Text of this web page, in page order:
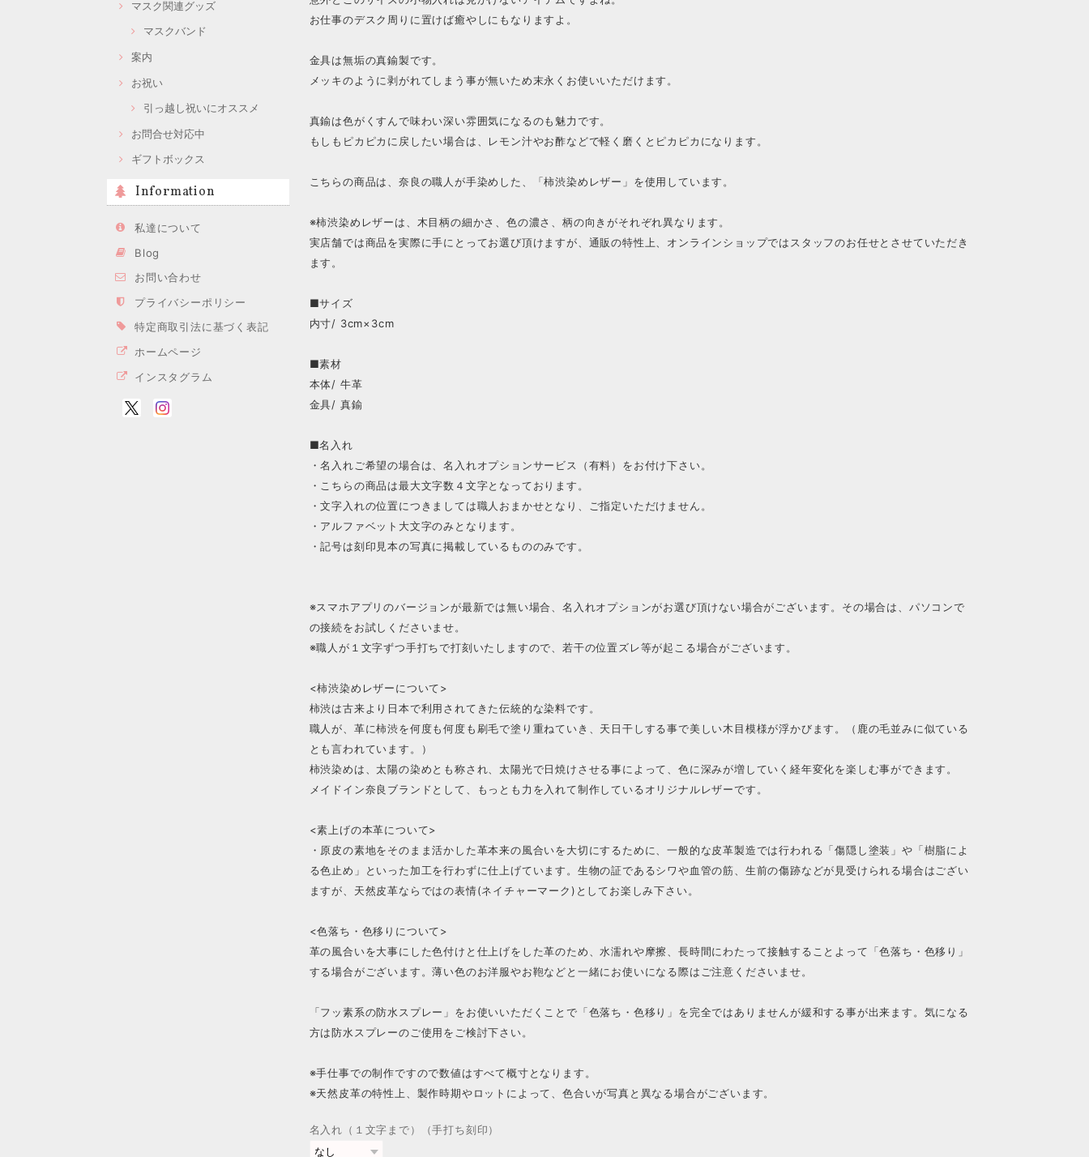
マスク関連グッズ
マスクバンド
案内
お祝い
引っ越し祝いにオススメ
お問合せ対応中
ギフトボックス
Information
私達について
Blog
お問い合わせ
プライバシーポリシー
特定商取引法に基づく表記
ホームページ
インスタグラム
お仕事のデスク周りに置けば癒やしにもなりますよ。
金具は無垢の真鍮製です。
メッキのように剥がれてしまう事が無いため末永くお使いいただけます。
真鍮は色がくすんで味わい深い雰囲気になるのも魅力です。
もしもピカピカに戻したい場合は、レモン汁やお酢などで軽く磨くとピカピカになります。
こちらの商品は、奈良の職人が手染めした、「柿渋染めレザー」を使用しています。
※柿渋染めレザーは、木目柄の細かさ、色の濃さ、柄の向きがそれぞれ異なります。
実店舗では商品を実際に手にとってお選び頂けますが、通販の特性上、オンラインショップではスタッフのお任せとさせていただき
ます。
■サイズ
内寸/ 3cm×3cm
■素材
本体/ 牛革
金具/ 真鍮
■名入れ
・名入れご希望の場合は、名入れオプションサービス（有料）をお付け下さい。
・こちらの商品は最大文字数４文字となっております。
・文字入れの位置につきましては職人おまかせとなり、ご指定いただけません。
・アルファベット大文字のみとなります。
・記号は刻印見本の写真に掲載しているもののみです。
※スマホアプリのバージョンが最新では無い場合、名入れオプションがお選び頂けない場合がございます。その場合は、パソコンで
の接続をお試しくださいませ。
※職人が１文字ずつ手打ちで打刻いたしますので、若干の位置ズレ等が起こる場合がございます。
<柿渋染めレザーについて>
柿渋は古来より日本で利用されてきた伝統的な染料です。
職人が、革に柿渋を何度も何度も刷毛で塗り重ねていき、天日干しする事で美しい木目模様が浮かびます。（鹿の毛並みに似ている
とも言われています。）
柿渋染めは、太陽の染めとも称され、太陽光で日焼けさせる事によって、色に深みが増していく経年変化を楽しむ事ができます。
メイドイン奈良ブランドとして、もっとも力を入れて制作しているオリジナルレザーです。
<素上げの本革について>
・原皮の素地をそのまま活かした革本来の風合いを大切にするために、一般的な皮革製造では行われる「傷隠し塗装」や「樹脂によ
る色止め」といった加工を行わずに仕上げています。生物の証であるシワや血管の筋、生前の傷跡などが見受けられる場合はござい
ますが、天然皮革ならではの表情(ネイチャーマーク)としてお楽しみ下さい。
<色落ち・色移りについて>
革の風合いを大事にした色付けと仕上げをした革のため、水濡れや摩擦、長時間にわたって接触することよって「色落ち・色移り」
する場合がございます。薄い色のお洋服やお鞄などと一緒にお使いになる際はご注意くださいませ。
「フッ素系の防水スプレー」をお使いいただくことで「色落ち・色移り」を完全ではありませんが緩和する事が出来ます。気になる
方は防水スプレーのご使用をご検討下さい。
※手仕事での制作ですので数値はすべて概寸となります。
※天然皮革の特性上、製作時期やロットによって、色合いが写真と異なる場合がございます。
名入れ（１文字まで）（手打ち刻印）